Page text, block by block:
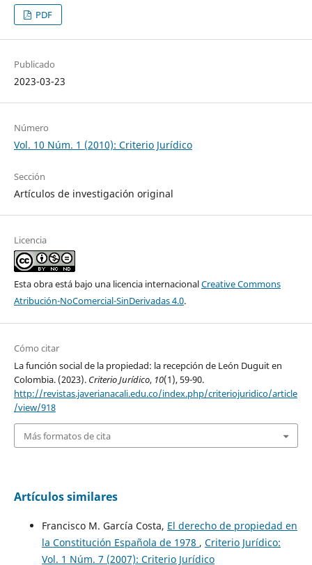
PDF
Publicado
2023-03-23
Número
Vol. 10 Núm. 1 (2010): Criterio Jurídico
Sección
Artículos de investigación original
Licencia
Esta obra está bajo una licencia internacionalCreative Commons
Atribución-NoComercial-SinDerivadas 4.0.
Cómo citar
La función social de la propiedad: la recepción de León Duguit en
Colombia. (2023). Criterio Jurídico, 10(1), 59-90.
http://revistas.javerianacali.edu.co/index.php/criteriojuridico/article
/view/918
Más formatos de cita
Artículos similares
Francisco M. García Costa, El derecho de propiedad en
la Constitución Española de 1978 , Criterio Jurídico:
Vol. 1 Núm. 7 (2007): Criterio Jurídico